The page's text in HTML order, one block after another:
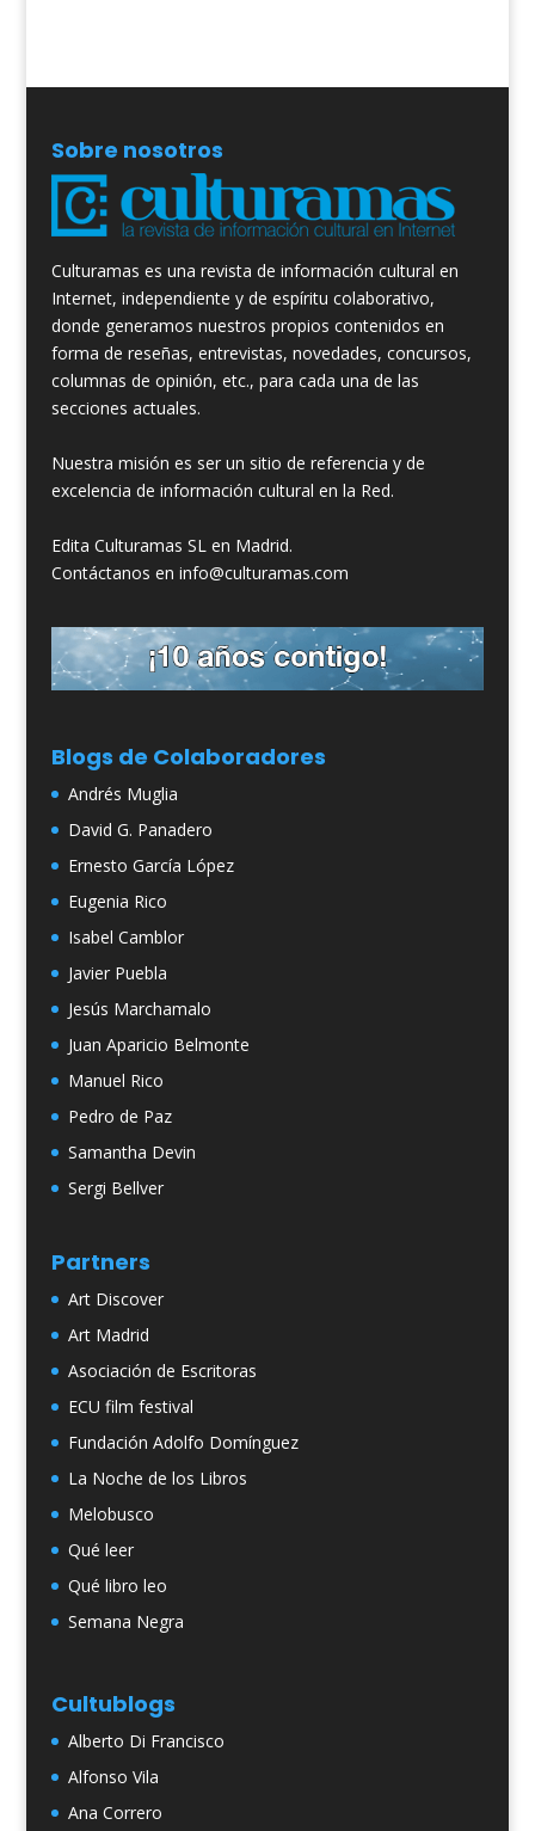
Sobre nosotros
Culturamas es una revista de información cultural en
Internet, independiente y de espíritu colaborativo,
donde generamos nuestros propios contenidos en
forma de reseñas, entrevistas, novedades, concursos,
columnas de opinión, etc., para cada una de las
secciones actuales.
Nuestra misión es ser un sitio de referencia y de
excelencia de información cultural en la Red.
Edita Culturamas SL en Madrid.
Contáctanos en info@culturamas.com
Blogs de Colaboradores
Andrés Muglia
David G. Panadero
Ernesto García López
Eugenia Rico
Isabel Camblor
Javier Puebla
Jesús Marchamalo
Juan Aparicio Belmonte
Manuel Rico
Pedro de Paz
Samantha Devin
Sergi Bellver
Partners
Art Discover
Art Madrid
Asociación de Escritoras
ECU film festival
Fundación Adolfo Domínguez
La Noche de los Libros
Melobusco
Qué leer
Qué libro leo
Semana Negra
Cultublogs
Alberto Di Francisco
Alfonso Vila
Ana Correro